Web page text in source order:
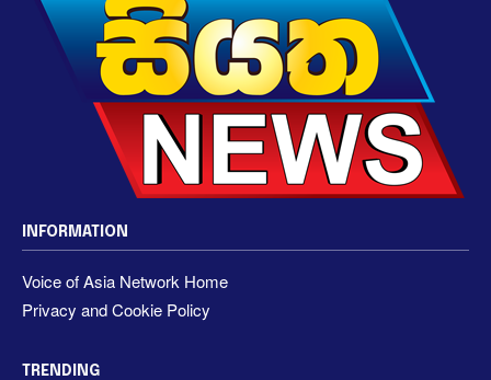
INFORMATION
Voice of Asia Network Home
Privacy and Cookie Policy
TRENDING